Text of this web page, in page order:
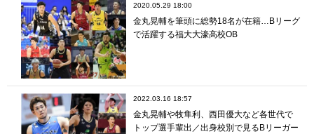
2020.05.29 18:00
金丸晃輔を筆頭に総勢18名が在籍…Bリーグ
で活躍する福大大濠高校OB
2022.03.16 18:57
金丸晃輔や牧隼利、西田優大など各世代で
トップ選手輩出／出身校別で見るBリーガー